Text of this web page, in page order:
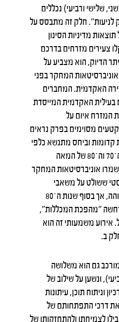
שלישי ורביעי) נכללים
חלק זה מתבסס על
מדיניות הסינון
צעירים מזרחים בדרכם
הדיוק, הוא מצביע על
המחקר בפני
האקדמית. המחברים
בעילית האקדמית המייסדת
המזרח איום על
מסוימים בפרק נראים
וביחס מתנשא כלפי
בני עדות המזרח בשנות ה־70 וה־80 של המאה
אוניברסיטאות המחקר
ששולט על משאבי
ההכשרה המקצועית הגבוהה, אך בסוף שנות ה־80
שנות ה־90 התרחשה "מהפכת המכללות",
אירוע משמעותי זה הוא
ב.
גם הוא משלושה
ונשען על שילוב של
וניתוח תוכן, עיתונות
דרכי התפתחותם של
לצמיחתו ולהתחזקותו של